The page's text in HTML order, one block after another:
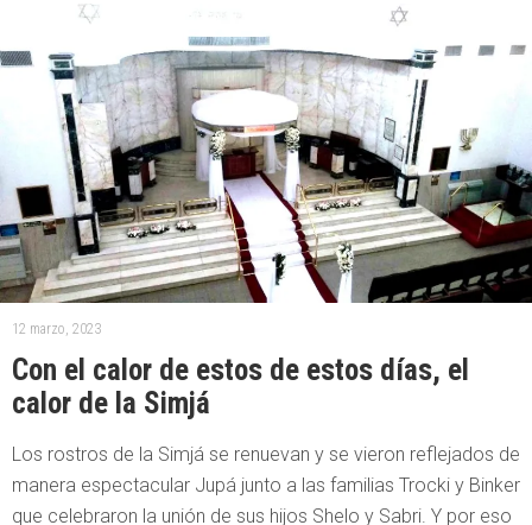
12 marzo, 2023
Con el calor de estos de estos días, el
calor de la Simjá
Los rostros de la Simjá se renuevan y se vieron reflejados de
manera espectacular Jupá junto a las familias Trocki y Binker
que celebraron la unión de sus hijos Shelo y Sabri. Y por eso